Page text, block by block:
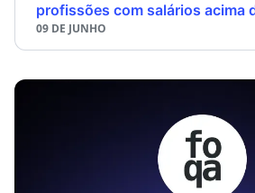
profissões com salários acima
09 DE JUNHO